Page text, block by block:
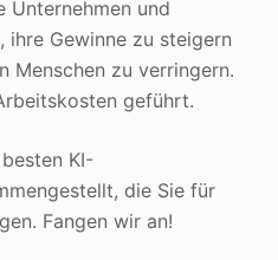
Unternehmen und
ihre Gewinne zu steigern
Menschen zu verringern.
geführt.
KI-
die Sie für
Fangen wir an!